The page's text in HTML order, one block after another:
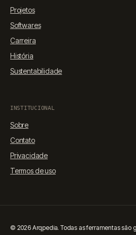
Projetos
Softwares
Carreira
História
Sustentabilidade
INSTITUCIONAL
Sobre
Contato
Privacidade
Termos de uso
© 2026 Arqpedia. Todas as ferramentas são